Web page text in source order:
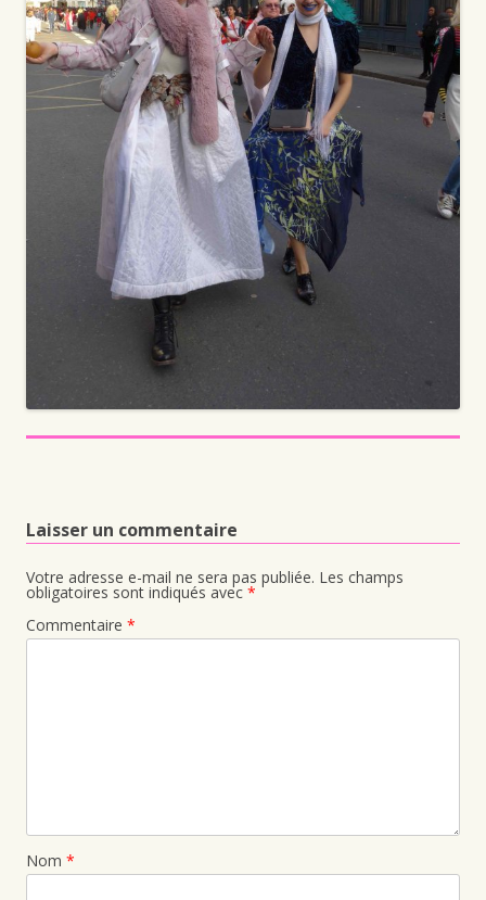
Laisser un commentaire
Votre adresse e-mail ne sera pas publiée. Les champs
obligatoires sont indiqués avec *
Commentaire *
Nom *